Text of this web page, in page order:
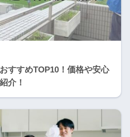
すすめTOP10！価格や安心
介！